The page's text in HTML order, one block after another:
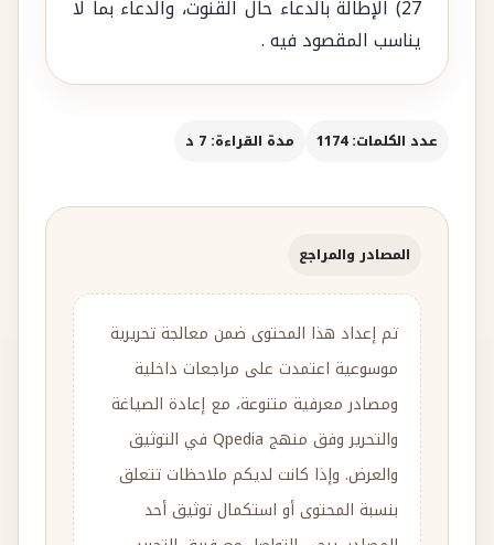
عدد الكلمات: 1174 مدة القراءة: 7 د
ومصادر معرفية متنوعة، مع إعادة الصياغة
والتحرير وفق منهج Qpedia في التوثيق
والعرض. وإذا كانت لديكم ملاحظات تتعلق
بنسبة المحتوى أو استكمال توثيق أحد
المصادر، يرجى التواصل مع فريق التحرير
للمراجعة.